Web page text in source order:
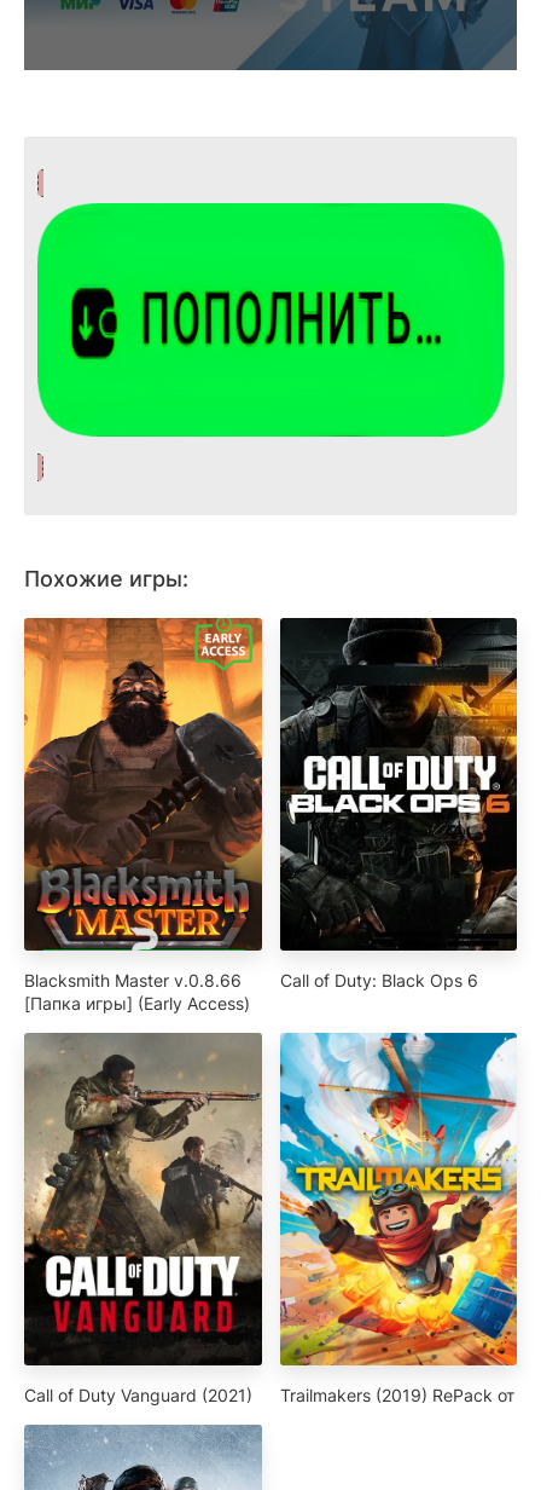
Похожие игры:
Blacksmith Master v.0.8.66
[Папка игры] (Early Access)
Call of Duty: Black Ops 6
Call of Duty Vanguard (2021) Trailmakers (2019) RePack от